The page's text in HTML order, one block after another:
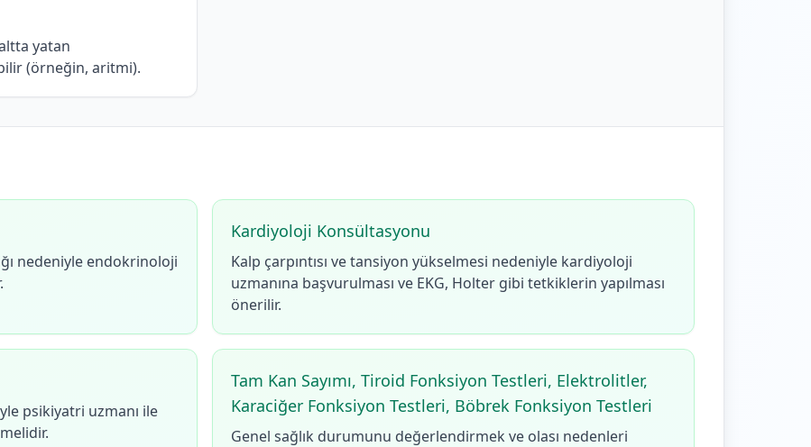
yatan
(örneğin, aritmi).
nedeniyle endokrinoloji
Kardiyoloji Konsültasyonu
Kalp çarpıntısı ve tansiyon yükselmesi nedeniyle kardiyoloji
uzmanına başvurulması ve EKG, Holter gibi tetkiklerin yapılması
önerilir.
psikiyatri uzmanı ile
Tam Kan Sayımı, Tiroid Fonksiyon Testleri, Elektrolitler,
Karaciğer Fonksiyon Testleri, Böbrek Fonksiyon Testleri
Genel sağlık durumunu değerlendirmek ve olası nedenleri